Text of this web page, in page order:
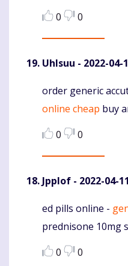
0
0
Uhlsuu - 2022-04-
Komentaras
order generic
online cheap buy
0
0
Jpplof - 2022-04-
Komentaras
ed pills online -
prednisone 10mg
0
0